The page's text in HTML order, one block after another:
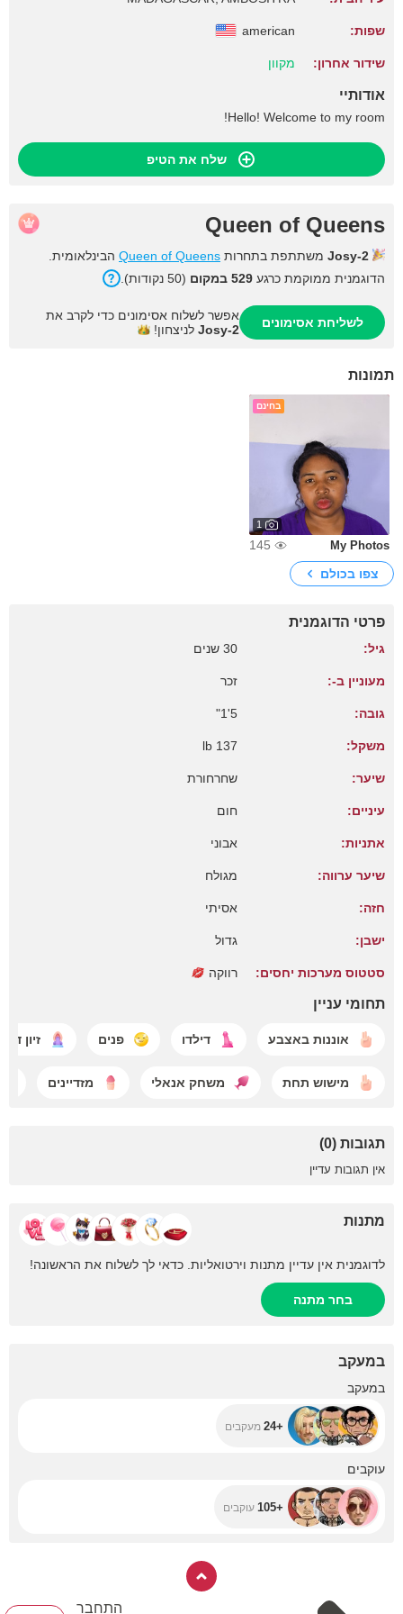
שפות: american
שידור אחרון: מקוון
אודותיי
Hello! Welcome to my room!
שלח את הטיפ
Queen of Queens
Josy-2 משתתפת בתחרות Queen of Queens הבינלאומית.
הדוגמנית ממוקמת כרגע 529 במקום (50 נקודות).
לשליחת אסימונים
אפשר לשלוח אסימונים כדי לקרב את
Josy-2 לניצחון!
תמונות
בחינם
1
My Photos
145
צפו בכולם
פרטי הדוגמנית
גיל: 30 שנים
מעוניין ב-: זכר
גובה: 5'1"
משקל: 137 lb
שיער: שחרחורת
עיניים: חום
אתניות: אבוני
שיער ערווה: מגולח
חזה: אסיתי
ישבן: גדול
סטטוס מערכות יחסים: רווקה
תחומי עניין
אוננות באצבע דילדו פנים זיון
מישוש תחת משחק אנאלי מזדיינים
תגובות (0)
אין תגובות עדיין
מתנות
לדוגמנית אין עדיין מתנות וירטואליות. כדאי לך לשלוח את הראשונה!
בחר מתנה
במעקב
במעקב
+24 מעקבים
עוקבים
+105 עוקבים
התחבר